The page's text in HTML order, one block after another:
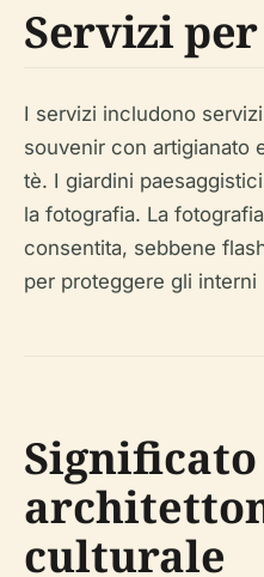
Servizi
I servizi includono
souvenir con artigianato
tè. I giardini
la fotografia. La
consentita, sebbene
per proteggere gli interni
Significato
culturale